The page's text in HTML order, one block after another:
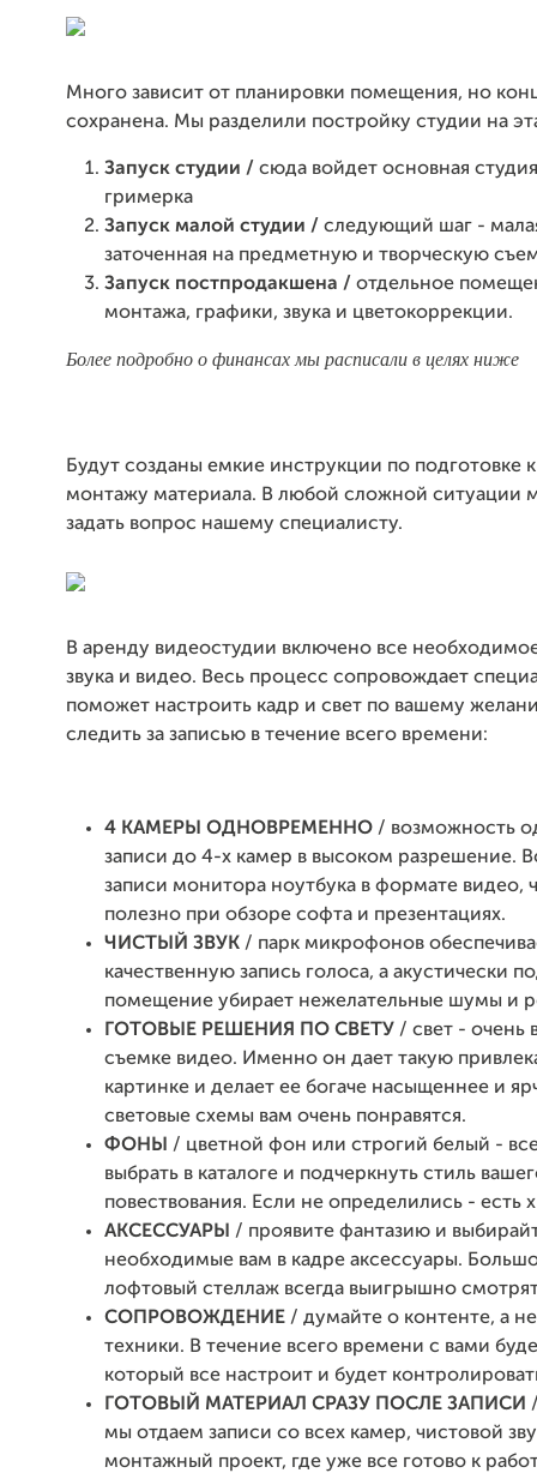
Много зависит от планировки помещения, но
сохранена. Мы разделили постройку студии на
Запуск студии / сюда войдет основная
гримерка
Запуск малой студии / следующий шаг -
заточенная на предметную и творческую
Запуск постпродакшена / отдельное
монтажа, графики, звука и цветокоррекции.
Более подробно о финансах мы расписали в целях ниже
Будут созданы емкие инструкции по подготовке
монтажу материала. В любой сложной ситуации
задать вопрос нашему специалисту.
В аренду видеостудии включено все
звука и видео. Весь процесс сопровождает
поможет настроить кадр и свет по вашему
следить за записью в течение всего времени:
4 КАМЕРЫ ОДНОВРЕМЕННО / возможность
записи до 4-х камер в высоком разрешение.
записи монитора ноутбука в формате видео,
полезно при обзоре софта и презентациях.
ЧИСТЫЙ ЗВУК / парк микрофонов
качественную запись голоса, а акустически
помещение убирает нежелательные шумы и
ГОТОВЫЕ РЕШЕНИЯ ПО СВЕТУ / свет - очень
съемке видео. Именно он дает такую
картинке и делает ее богаче насыщеннее и
световые схемы вам очень понравятся.
ФОНЫ / цветной фон или строгий белый -
выбрать в каталоге и подчеркнуть стиль
повествования. Если не определились - есть
АКСЕССУАРЫ
/ проявите фантазию и
необходимые вам в кадре аксессуары.
лофтовый стеллаж всегда выигрышно
СОПРОВОЖДЕНИЕ / думайте о контенте, а
техники. В течение всего времени с вами
который все настроит и будет
ГОТОВЫЙ МАТЕРИАЛ СРАЗУ ПОСЛЕ ЗАПИСИ
мы отдаем записи со всех камер, чистовой
монтажный проект, где уже все готово к